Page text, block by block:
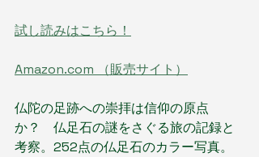
試し読みはこちら！
Amazon.com （販売サイト）
仏陀の足跡への崇拝は信仰の原点
か？　仏足石の謎をさぐる旅の記録と
考察。252点の仏足石のカラー写真。